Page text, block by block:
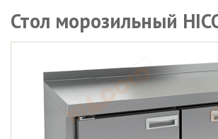
Стол морозильный